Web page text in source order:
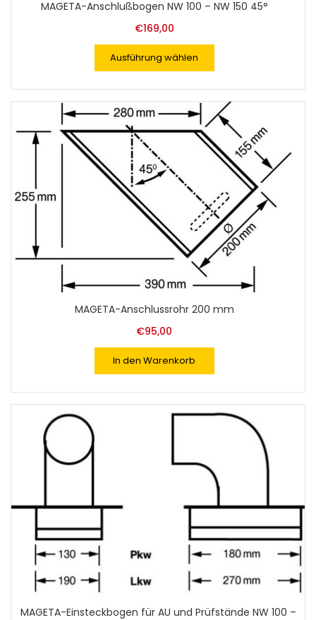
MAGETA-Anschlußbogen NW 100 – NW 150 45°
€169,00
Ausführung wählen
MAGETA-Anschlussrohr 200 mm
€95,00
In den Warenkorb
MAGETA-Einsteckbogen für AU und Prüfstände NW 100 –